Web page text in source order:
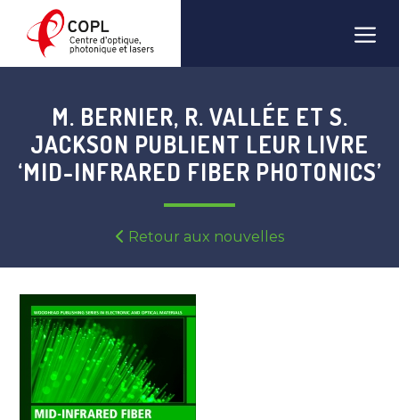
content
M. BERNIER, R. VALLÉE ET S.
JACKSON PUBLIENT LEUR LIVRE
‘MID-INFRARED FIBER PHOTONICS’
Retour aux nouvelles